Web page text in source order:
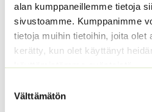
alan kumppaneillemme tietoja
sivustoamme. Kumppanimme
tietoja muihin tietoihin, joita olet
kerätty, kun olet käyttänyt
käyttämistämme evästeistä
valinta
Välttämätön
Kiinanasteri Hulk (50 s)